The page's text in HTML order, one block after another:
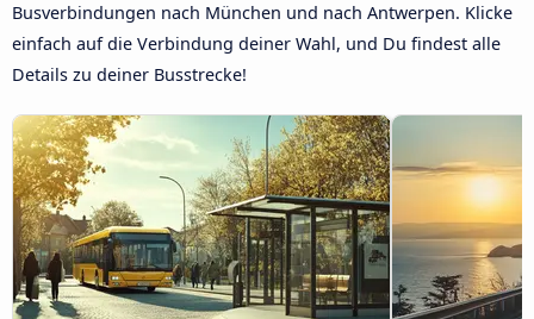
Busverbindungen nach München und nach Antwerpen. Klicke
einfach auf die Verbindung deiner Wahl, und Du findest alle
Details zu deiner Busstrecke!